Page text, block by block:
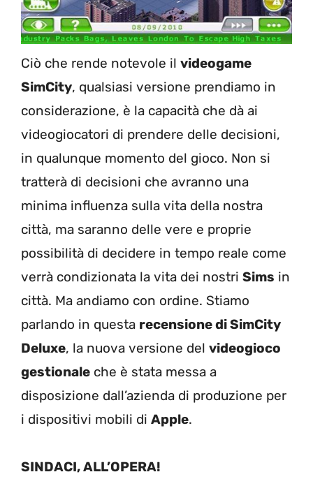
Ciò che rende notevole il videogame
SimCity, qualsiasi versione prendiamo in
considerazione, è la capacità che dà ai
videogiocatori di prendere delle decisioni,
in qualunque momento del gioco. Non si
tratterà di decisioni che avranno una
minima influenza sulla vita della nostra
città, ma saranno delle vere e proprie
possibilità di decidere in tempo reale come
verrà condizionata la vita dei nostri Sims in
città. Ma andiamo con ordine. Stiamo
parlando in questa recensione di SimCity
Deluxe, la nuova versione del videogioco
gestionale che è stata messa a
disposizione dall’azienda di produzione per
i dispositivi mobili di Apple.
SINDACI, ALL’OPERA!